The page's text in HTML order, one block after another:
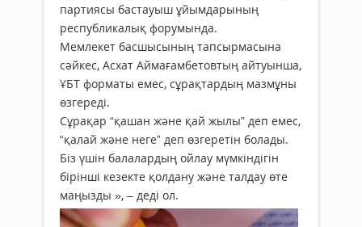
партиясы бастауыш ұйымдарының
республикалық форумында.
Мемлекет басшысының тапсырмасына
сәйкес, Асхат Аймағамбетовтың айтуынша,
ҰБТ форматы емес, сұрақтардың мазмұны
өзгереді.
Сұрақар “қашан және қай жылы” деп емес,
“қалай және неге” деп өзгеретін болады.
Біз үшін балалардың ойлау мүмкіндігін
бірінші кезекте қолдану және талдау өте
маңызды », – деді ол.